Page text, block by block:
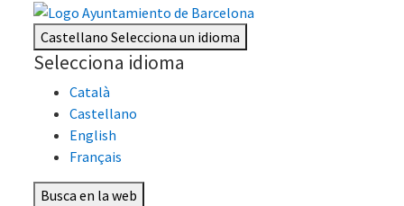
CastellanoSelecciona un idioma
Selecciona idioma
Català
Castellano
English
Français
Busca en la web